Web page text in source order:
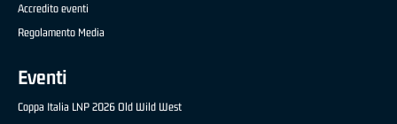
Accredito eventi
Regolamento Media
Eventi
Coppa Italia LNP 2026 Old Wild West